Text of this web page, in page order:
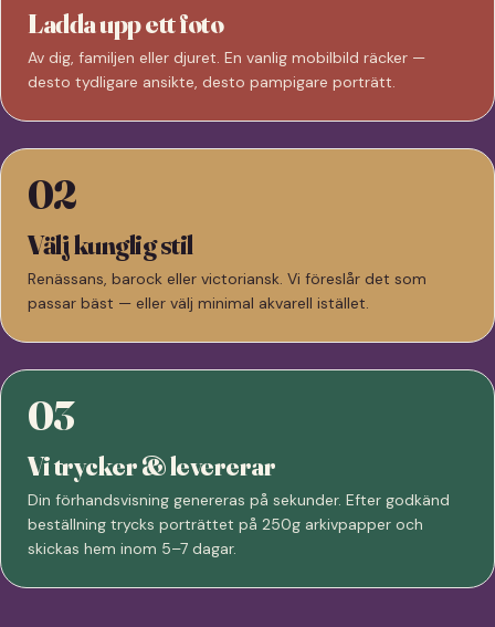
Ladda upp ett foto
Av dig, familjen eller djuret. En vanlig mobilbild räcker —
desto tydligare ansikte, desto pampigare porträtt.
02
Välj kunglig stil
Renässans, barock eller victoriansk. Vi föreslår det som
passar bäst — eller välj minimal akvarell istället.
03
Vi trycker & levererar
Din förhandsvisning genereras på sekunder. Efter godkänd
beställning trycks porträttet på 250g arkivpapper och
skickas hem inom 5–7 dagar.